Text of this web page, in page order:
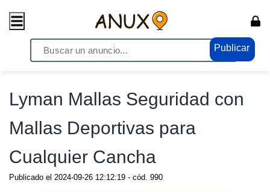
Publicar
/ Compras - Ventas / Anuncio de todo
Lyman Mallas Seguridad con
Mallas Deportivas para
Cualquier Cancha
Publicado el 2024-09-26 12:12:19 - cód. 990